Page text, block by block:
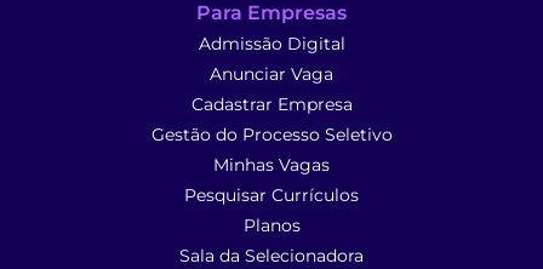
Para Empresas
Admissão Digital
Anunciar Vaga
Cadastrar Empresa
Gestão do Processo Seletivo
Minhas Vagas
Pesquisar Currículos
Planos
Sala da Selecionadora